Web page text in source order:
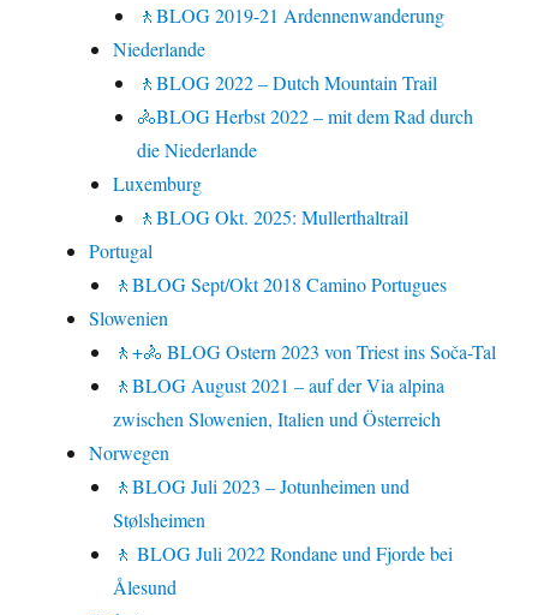
🚶BLOG 2019-21 Ardennenwanderung
Niederlande
🚶BLOG 2022 – Dutch Mountain Trail
🚴BLOG Herbst 2022 – mit dem Rad durch
die Niederlande
Luxemburg
🚶BLOG Okt. 2025: Mullerthaltrail
Portugal
🚶BLOG Sept/Okt 2018 Camino Portugues
Slowenien
🚶+🚴 BLOG Ostern 2023 von Triest ins Soča-Tal
🚶BLOG August 2021 – auf der Via alpina
zwischen Slowenien, Italien und Österreich
Norwegen
🚶BLOG Juli 2023 – Jotunheimen und
Stølsheimen
🚶 BLOG Juli 2022 Rondane und Fjorde bei
Ålesund